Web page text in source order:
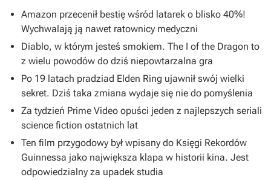
Amazon przecenił bestię wśród latarek o blisko 40%!
Wychwalają ją nawet ratownicy medyczni
Diablo, w którym jesteś smokiem. The I of the Dragon to
z wielu powodów do dziś niepowtarzalna gra
Po 19 latach pradziad Elden Ring ujawnił swój wielki
sekret. Dziś taka zmiana wydaje się nie do pomyślenia
Za tydzień Prime Video opuści jeden z najlepszych seriali
science fiction ostatnich lat
Ten film przygodowy był wpisany do Księgi Rekordów
Guinnessa jako największa klapa w historii kina. Jest
odpowiedzialny za upadek studia